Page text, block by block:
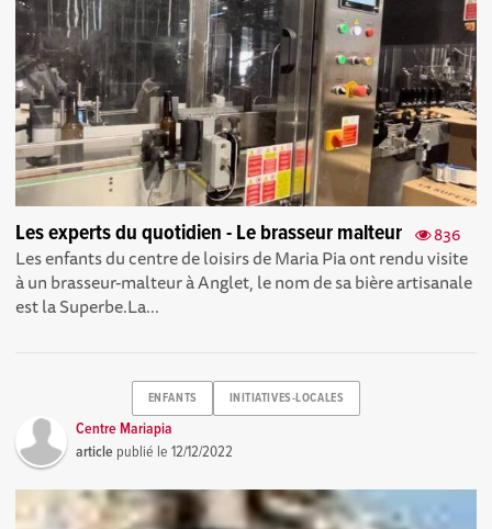
836
Les experts du quotidien - Le brasseur malteur
Les enfants du centre de loisirs de Maria Pia ont rendu visite
à un brasseur-malteur à Anglet, le nom de sa bière artisanale
est la Superbe.La...
ENFANTS INITIATIVES-LOCALES
Centre Mariapia
article publié le12/12/2022